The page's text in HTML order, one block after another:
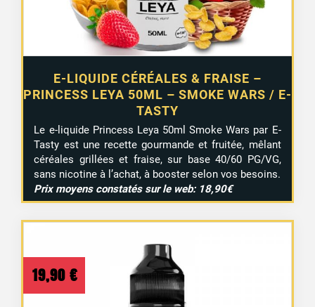
E-LIQUIDE CÉRÉALES & FRAISE –
PRINCESS LEYA 50ML – SMOKE WARS / E-
TASTY
Le e-liquide Princess Leya 50ml Smoke Wars par E-
Tasty est une recette gourmande et fruitée, mêlant
céréales grillées et fraise, sur base 40/60 PG/VG,
sans nicotine à l’achat, à booster selon vos besoins.
Prix moyens constatés sur le web: 18,90€
19,90 €